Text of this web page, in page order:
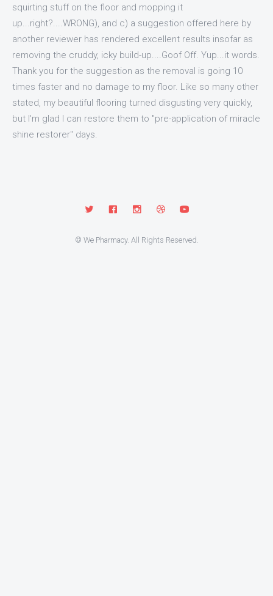
squirting stuff on the floor and mopping it
up...right?....WRONG), and c) a suggestion offered here by
another reviewer has rendered excellent results insofar as
removing the cruddy, icky build-up....Goof Off. Yup...it words.
Thank you for the suggestion as the removal is going 10
times faster and no damage to my floor. Like so many other
stated, my beautiful flooring turned disgusting very quickly,
but I'm glad I can restore them to "pre-application of miracle
shine restorer" days.
© We Pharmacy. All Rights Reserved.